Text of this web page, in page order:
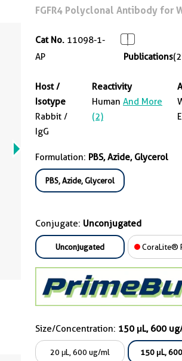
FGFR4 Polyclonal Antibody for
Cat No. 11098-1-
AP
Publications
Host /
Isotype
Rabbit /
IgG
Reactivity
Human And More
(2)
Formulation: PBS, Azide, Glycerol
PBS, Azide, Glycerol
Conjugate: Unconjugated
Unconjugated CoraLite®
Size/Concentration: 150 μL, 600
20 μL, 600 ug/ml 150 μL,